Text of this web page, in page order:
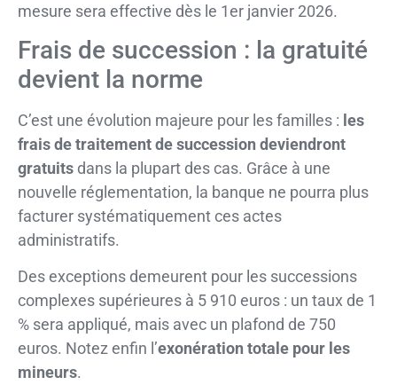
mesure sera effective dès le 1er janvier 2026.
Frais de succession : la gratuité
devient la norme
C’est une évolution majeure pour les familles : les
frais de traitement de succession deviendront
gratuits dans la plupart des cas. Grâce à une
nouvelle réglementation, la banque ne pourra plus
facturer systématiquement ces actes
administratifs.
Des exceptions demeurent pour les successions
complexes supérieures à 5 910 euros : un taux de 1
% sera appliqué, mais avec un plafond de 750
euros. Notez enfin l’exonération totale pour les
mineurs.